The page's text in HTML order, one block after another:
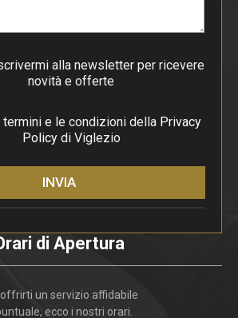
alla newsletter per ricevere
novità e offerte
e le condizioni della Privacy
Policydi Viglezio
INVIA
di Apertura
offrirti un servizio affidabile
ecco i nostri orari.